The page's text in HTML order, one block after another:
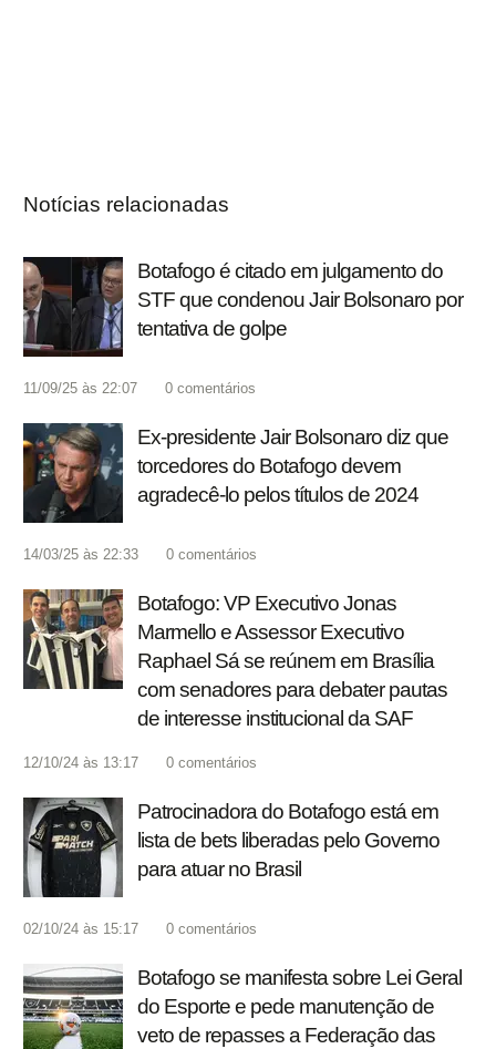
Notícias relacionadas
Botafogo é citado em julgamento do
STF que condenou Jair Bolsonaro por
tentativa de golpe
11/09/25 às 22:07 0 comentários
Ex-presidente Jair Bolsonaro diz que
torcedores do Botafogo devem
agradecê-lo pelos títulos de 2024
14/03/25 às 22:33 0 comentários
Botafogo: VP Executivo Jonas
Marmello e Assessor Executivo
Raphael Sá se reúnem em Brasília
com senadores para debater pautas
de interesse institucional da SAF
12/10/24 às 13:17 0 comentários
Patrocinadora do Botafogo está em
lista de bets liberadas pelo Governo
para atuar no Brasil
02/10/24 às 15:17 0 comentários
Botafogo se manifesta sobre Lei Geral
do Esporte e pede manutenção de
veto de repasses a Federação das